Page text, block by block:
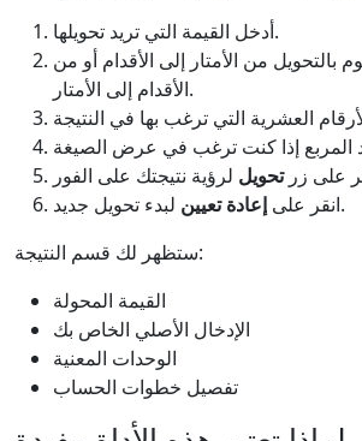
أدخل القيمة التي تريد تحويلها.
بالتحويل من الأمتار إلى الأقدام أو من
الأقدام إلى الأمتار.
على زرتحويل
انقر على إعادة تعيين
لبدء تحويل جديد.
ستظهر لك قسم النتيجة:
القيمة المحولة
الإدخال الأصلي الخاص بك
الوحدات المعنية
تفصيل خطوات الحساب